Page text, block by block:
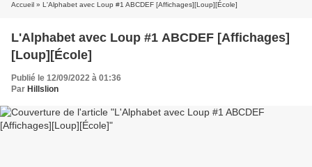
Accueil » L'Alphabet avec Loup #1 ABCDEF [Affichages][Loup][École]
L'Alphabet avec Loup #1 ABCDEF [Affichages]
[Loup][École]
Publié le 12/09/2022 à 01:36
Par Hillslion